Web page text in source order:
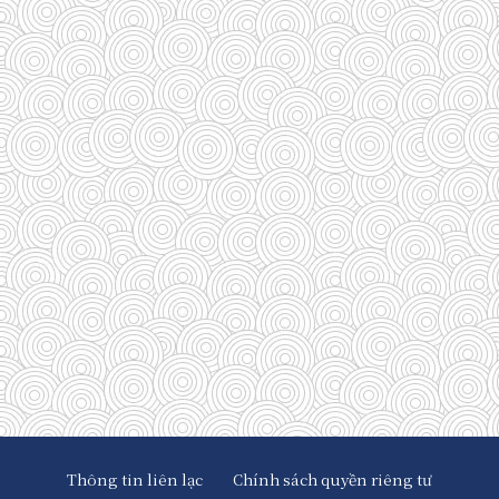
(185)
(29)
(128)
(33)
(33)
(35)
(58)
(95)
(83)
Thông tin liên lạc Chính sách quyền riêng tư